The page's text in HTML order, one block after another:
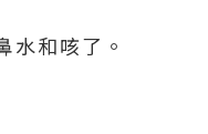
水和咳了。